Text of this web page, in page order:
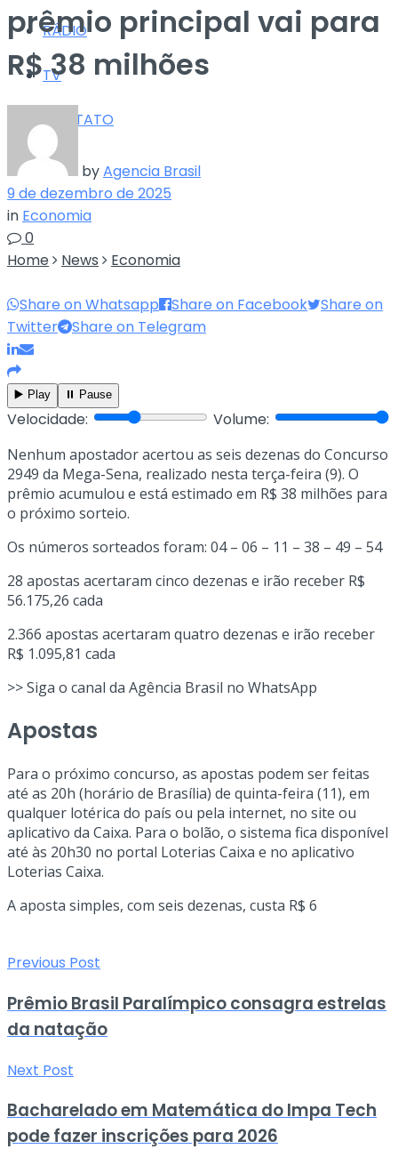
RÁDIO
TV
CONTATO
prêmio principal vai para
R$ 38 milhões
byAgencia Brasil
9 de dezembro de 2025
in Economia
0
Home
News Economia
Share on Whatsapp Share on Facebook
Share on
Twitter
Share on Telegram
▶️ Play ⏸️ Pause
Velocidade: Volume:
Nenhum apostador acertou as seis dezenas do Concurso
2949 da Mega-Sena, realizado nesta terça-feira (9). O
prêmio acumulou e está estimado em R$ 38 milhões para
o próximo sorteio.
Os números sorteados foram: 04 – 06 – 11 – 38 – 49 – 54
28 apostas acertaram cinco dezenas e irão receber R$
56.175,26 cada
2.366 apostas acertaram quatro dezenas e irão receber
R$ 1.095,81 cada
>> Siga o canal da Agência Brasil no WhatsApp
Apostas
Para o próximo concurso, as apostas podem ser feitas
até as 20h (horário de Brasília) de quinta-feira (11), em
qualquer lotérica do país ou pela internet, no site ou
aplicativo da Caixa. Para o bolão, o sistema fica disponível
até às 20h30 no portal Loterias Caixa e no aplicativo
Loterias Caixa.
A aposta simples, com seis dezenas, custa R$ 6
Previous Post
Prêmio Brasil Paralímpico consagra estrelas
da natação
Next Post
Bacharelado em Matemática do Impa Tech
pode fazer inscrições para 2026